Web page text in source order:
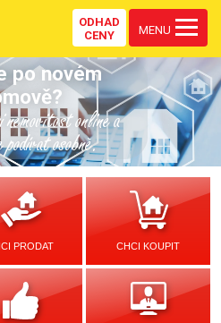
ODHAD
CENY
MENU
po novém
online a
osobně.
PRODAT CHCI KOUPIT